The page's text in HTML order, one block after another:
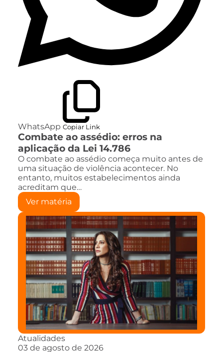
WhatsApp Copiar Link
Combate ao assédio: erros na
aplicação da Lei 14.786
O combate ao assédio começa muito antes de
uma situação de violência acontecer. No
entanto, muitos estabelecimentos ainda
acreditam que…
Ver matéria
Atualidades
03 de agosto de 2026